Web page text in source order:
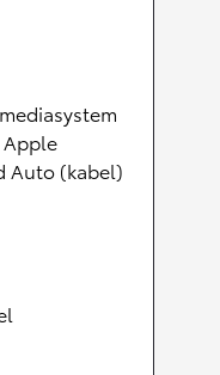
Auto (kabel)